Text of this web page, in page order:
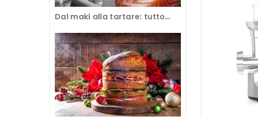
Dal maki alla tartare: tutto
crudo al ristorante